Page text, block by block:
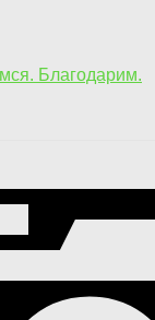
Благодарим.